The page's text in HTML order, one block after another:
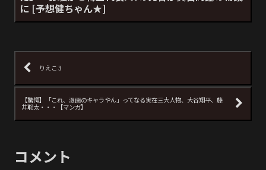
に [予想健ちゃん★]
りえこ 3
【驚愕】「これ、漫画のキャラやん」ってなる実在三大人物、大谷翔平、藤
井聡太・・・【マンガ】
コメント